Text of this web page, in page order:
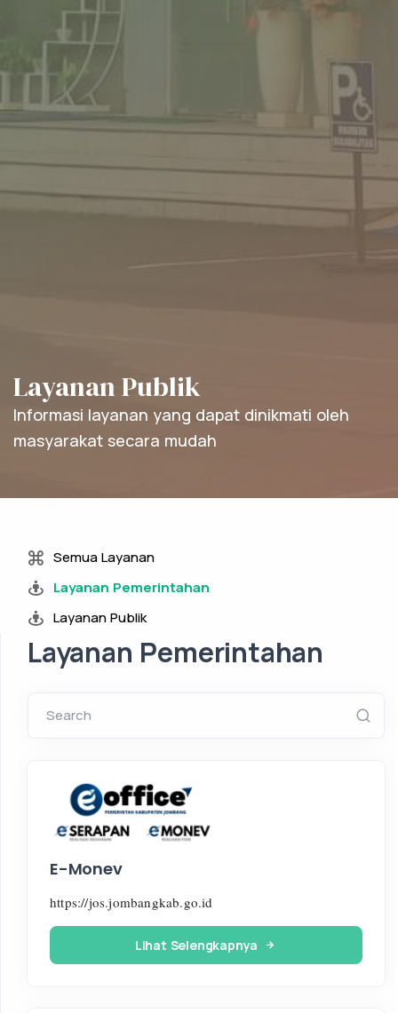
Layanan Publik
Informasi layanan yang dapat dinikmati oleh
masyarakat secara mudah
Semua Layanan
Layanan Pemerintahan
Layanan Publik
Layanan Pemerintahan
Search
E-Monev
https://jos.jombangkab.go.id
Lihat Selengkapnya